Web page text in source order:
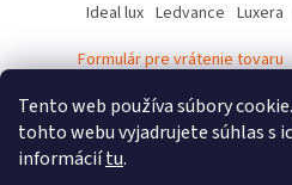
Tento web používa súbory
tohto webu vyjadrujete súhlas s
informáciítu.
Ideal lux Ledvance Luxera
Formulár pre vrátenie tovaru
Ledvance